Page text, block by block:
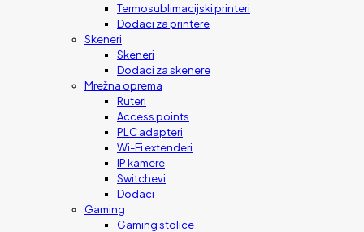
Termosublimacijski printeri
Dodaci za printere
Skeneri
Skeneri
Dodaci za skenere
Mrežna oprema
Ruteri
Access points
PLC adapteri
Wi-Fi extenderi
IP kamere
Switchevi
Dodaci
Gaming
Gaming stolice